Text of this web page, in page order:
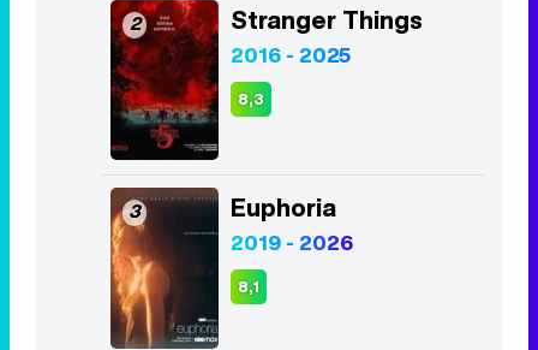
2 Stranger Things
2016 - 2025
8,3
3 Euphoria
2019 - 2026
8,1